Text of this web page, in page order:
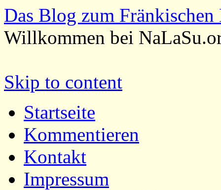
Das Blog zum
Willkommen bei
Skip to content
Startseite
Kommentieren
Kontakt
Impressum